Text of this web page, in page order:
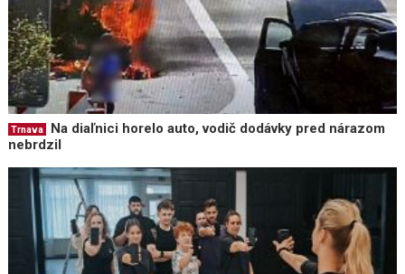
Trnava
Na diaľnici horelo auto, vodič dodávky pred nárazom
nebrdzil